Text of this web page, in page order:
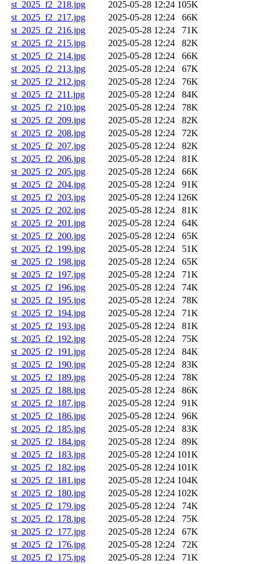
st_2025_f2_218.jpg 2025-05-28 12:24 105K
st_2025_f2_217.jpg
2025-05-28 12:24
66K
st_2025_f2_216.jpg
2025-05-28 12:24
71K
st_2025_f2_215.jpg
2025-05-28 12:24
82K
st_2025_f2_214.jpg
2025-05-28 12:24
66K
st_2025_f2_213.jpg
2025-05-28 12:24
67K
st_2025_f2_212.jpg
2025-05-28 12:24
76K
st_2025_f2_211.jpg
2025-05-28 12:24
84K
st_2025_f2_210.jpg
2025-05-28 12:24
78K
st_2025_f2_209.jpg
2025-05-28 12:24
82K
st_2025_f2_208.jpg
2025-05-28 12:24
72K
st_2025_f2_207.jpg
2025-05-28 12:24
82K
st_2025_f2_206.jpg
2025-05-28 12:24
81K
st_2025_f2_205.jpg
2025-05-28 12:24
66K
st_2025_f2_204.jpg
2025-05-28 12:24
91K
st_2025_f2_203.jpg
2025-05-28 12:24 126K
st_2025_f2_202.jpg
2025-05-28 12:24
81K
st_2025_f2_201.jpg
2025-05-28 12:24
64K
st_2025_f2_200.jpg
2025-05-28 12:24
65K
st_2025_f2_199.jpg
2025-05-28 12:24
51K
st_2025_f2_198.jpg
2025-05-28 12:24
65K
st_2025_f2_197.jpg
2025-05-28 12:24
71K
st_2025_f2_196.jpg
2025-05-28 12:24
74K
st_2025_f2_195.jpg
2025-05-28 12:24
78K
st_2025_f2_194.jpg
2025-05-28 12:24
71K
st_2025_f2_193.jpg
2025-05-28 12:24
81K
st_2025_f2_192.jpg
2025-05-28 12:24
75K
st_2025_f2_191.jpg
2025-05-28 12:24
84K
st_2025_f2_190.jpg
2025-05-28 12:24
83K
st_2025_f2_189.jpg
2025-05-28 12:24
78K
st_2025_f2_188.jpg
2025-05-28 12:24
86K
st_2025_f2_187.jpg
2025-05-28 12:24
91K
st_2025_f2_186.jpg
2025-05-28 12:24
96K
st_2025_f2_185.jpg
2025-05-28 12:24
83K
st_2025_f2_184.jpg
2025-05-28 12:24
89K
st_2025_f2_183.jpg
2025-05-28 12:24 101K
st_2025_f2_182.jpg
2025-05-28 12:24 101K
st_2025_f2_181.jpg
2025-05-28 12:24 104K
st_2025_f2_180.jpg
2025-05-28 12:24 102K
st_2025_f2_179.jpg
2025-05-28 12:24
74K
st_2025_f2_178.jpg
2025-05-28 12:24
75K
st_2025_f2_177.jpg
2025-05-28 12:24
67K
st_2025_f2_176.jpg
2025-05-28 12:24
72K
st_2025_f2_175.jpg
2025-05-28 12:24
71K